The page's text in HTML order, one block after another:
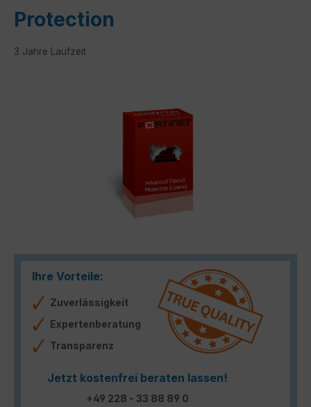
Protection
3 Jahre Laufzeit
Ihre Vorteile:
Zuverlässigkeit
Expertenberatung
Transparenz
Jetzt kostenfrei beraten lassen!
+49 228 - 33 88 89 0